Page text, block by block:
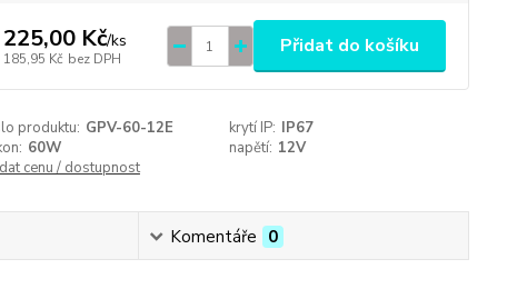
225,00 Kč/ks
185,95 Kč bez DPH
Přidat do košíku
produktu: GPV-60-12E krytí IP: IP67
60W napětí: 12V
cenu / dostupnost
Komentáře 0